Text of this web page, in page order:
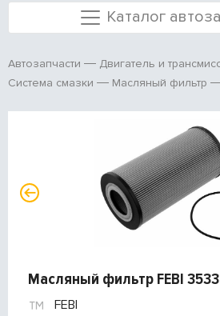
Каталог
Автозапчасти Двигатель и
Система смазки
Масляный фильтр
Масляный фильтр FEBI
FEBI